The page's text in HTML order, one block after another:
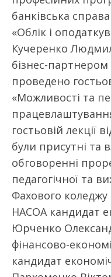
банківська
«Облік і
Кучеренко
бізнес-
проведено
«Можливості та
гостьовій лекції
були присутні та
обговоренні
педагогічної та
Фахового коледжу
НАСОА кандидат
Юрченко
фінансово-
кандидат